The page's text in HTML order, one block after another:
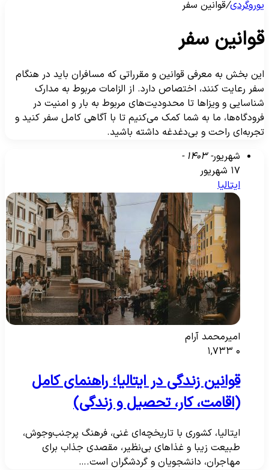
/قوانین سفر
سفر
بخش به معرفی قوانین و مقرراتی که مسافران باید در هنگام
رعایت کنند، اختصاص دارد. از الزامات مربوط به مدارک
و ویزاها تا محدودیت‌های مربوط به بار و امنیت در
ما به شما کمک می‌کنیم تا با آگاهی کامل سفر کنید و
راحت و بی‌دغدغه داشته باشید.
شهریور- ۱۴۰۳ -
۱۷ شهریور
ایتالیا
امیرمحمد آرام
قوانین زندگی در ایتالیا؛ راهنمای کامل
(اقامت، کار، تحصیل و زندگی)
ایتالیا، کشوری با تاریخچه‌ای غنی، فرهنگ پرجنب‌وجوش،
طبیعت زیبا و غذاهای بی‌نظیر، مقصدی جذاب برای
مهاجران، دانشجویان و گردشگران است.…